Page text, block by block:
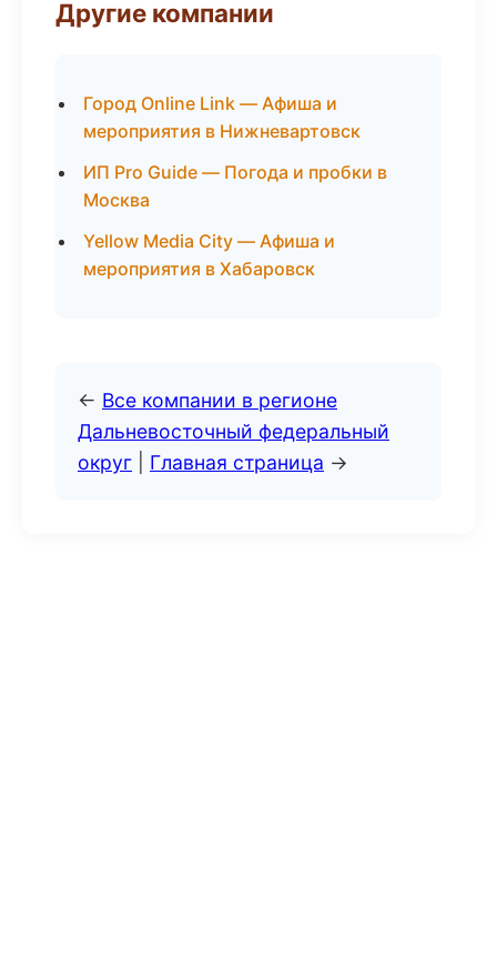
Другие компании
Город Online Link — Афиша и
мероприятия в Нижневартовск
ИП Pro Guide — Погода и пробки в
Москва
Yellow Media City — Афиша и
мероприятия в Хабаровск
← Все компании в регионе
Дальневосточный федеральный
округ
Главная страница →